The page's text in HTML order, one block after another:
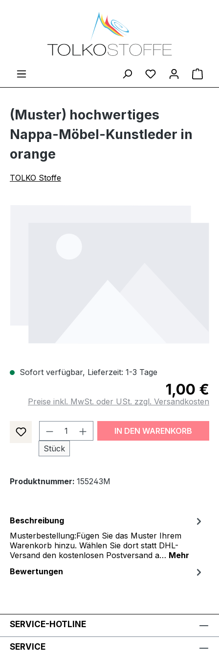
Zum Hauptinhalt springen
Du hast 0
(Muster) hochwertiges
Nappa-Möbel-Kunstleder in
orange
TOLKO Stoffe
Sofort verfügbar, Lieferzeit: 1-3 Tage
1,00 €
Preise inkl. MwSt. oder USt. zzgl. Versandkosten
Produkt Anzahl: Gib den
Stück
IN DEN WARENKORB
Produktnummer: 155243M
Beschreibung
Musterbestellung:Fügen Sie das Muster Ihrem
Warenkorb hinzu. Wählen Sie dort statt DHL-
Versand den kostenlosen Postversand a… Mehr
Bewertungen
SERVICE-HOTLINE
SERVICE